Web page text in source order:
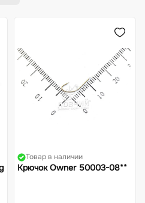
Товар в наличии
Крючок Owner 50003-08**